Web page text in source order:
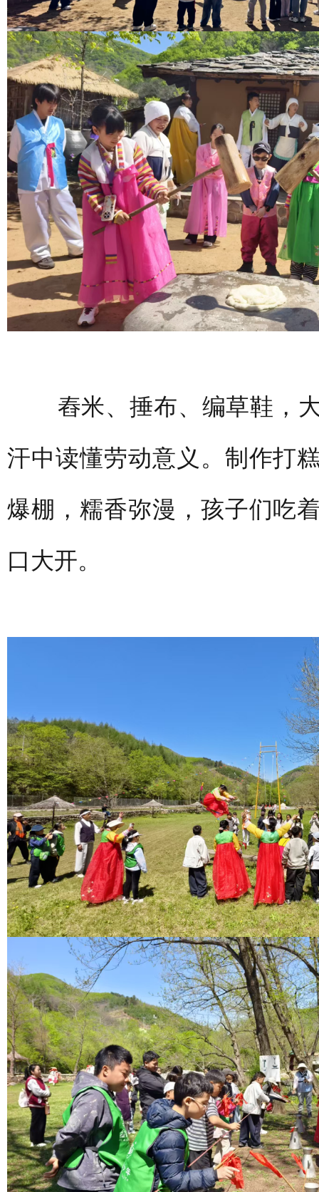
舂米、捶布、编草鞋，大
汗中读懂劳动意义。制作打
爆棚，糯香弥漫，孩子们吃
口大开。